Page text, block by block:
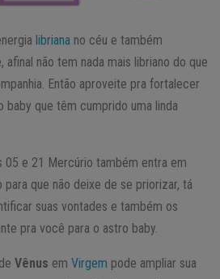
libriana no céu e também
não tem nada mais libriano do que
Então aproveite pra fortalecer
baby que têm cumprido uma linda
05 e 21 Mercúrio também entra em
que não deixe de se priorizar, tá
suas vontades e também os
pra você para o astro baby.
Vênus em Virgem pode ampliar sua